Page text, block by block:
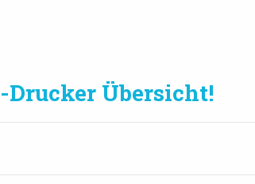
Drucker Übersicht!